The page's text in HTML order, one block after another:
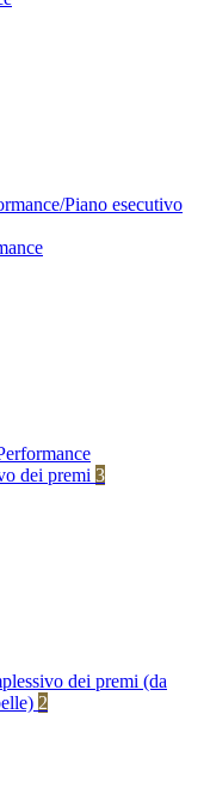
Piano esecutivo
dei premi 3
dei premi (da
2